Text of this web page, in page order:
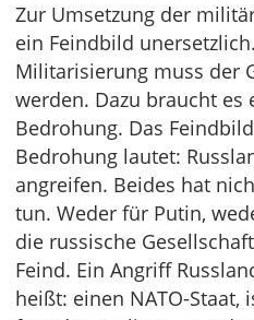
Zur Umsetzung der
ein Feindbild
Militarisierung muss der
werden. Dazu braucht
Bedrohung. Das
Bedrohung lautet:
angreifen. Beides hat
tun. Weder für Putin,
die russische
Feind. Ein Angriff
heißt: einen NATO-Staat,